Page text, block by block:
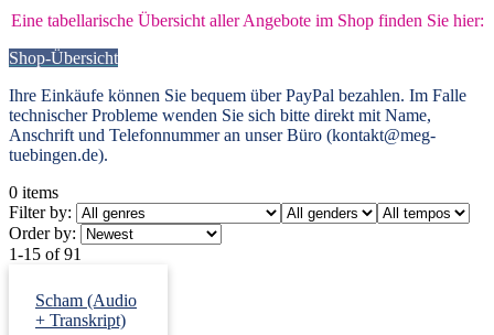
Eine tabellarische Übersicht aller Angebote im Shop finden Sie hier:
Shop-Übersicht
Ihre Einkäufe können Sie bequem über PayPal bezahlen. Im Falle
technischer Probleme wenden Sie sich bitte direkt mit Name,
Anschrift und Telefonnummer an unser Büro (kontakt@meg-
tuebingen.de).
0 items
Filter by:
Order by:
1-15 of 91
Scham (Audio
+ Transkript)